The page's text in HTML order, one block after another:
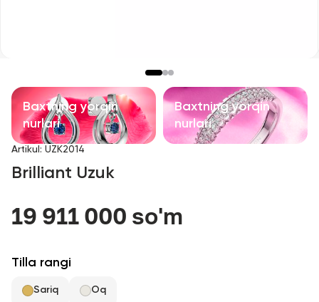
Aksessuarlar
Barcha
Biz haqimizda
Do'kon topish
Sevimli
+998 71 205 22 22
Baxtning yorqin
nurlari
Baxtning yorqin
nurlari
Artikul : UZK2014
Brilliant Uzuk
19 911 000 so'm
Tilla rangi
Sariq Oq